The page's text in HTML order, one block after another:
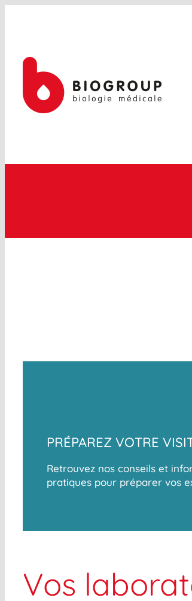
PRÉPAREZ VOTRE
Retrouvez nos conseils et
pratiques pour préparer vos
Vos